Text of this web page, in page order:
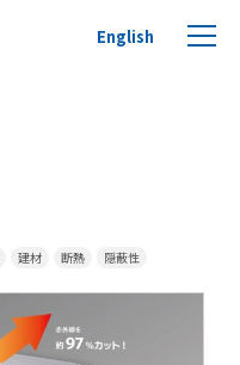
English
建材 断熱 隠蔽性